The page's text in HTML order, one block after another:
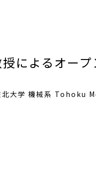
によるオー
大学 機械系 Tohoku